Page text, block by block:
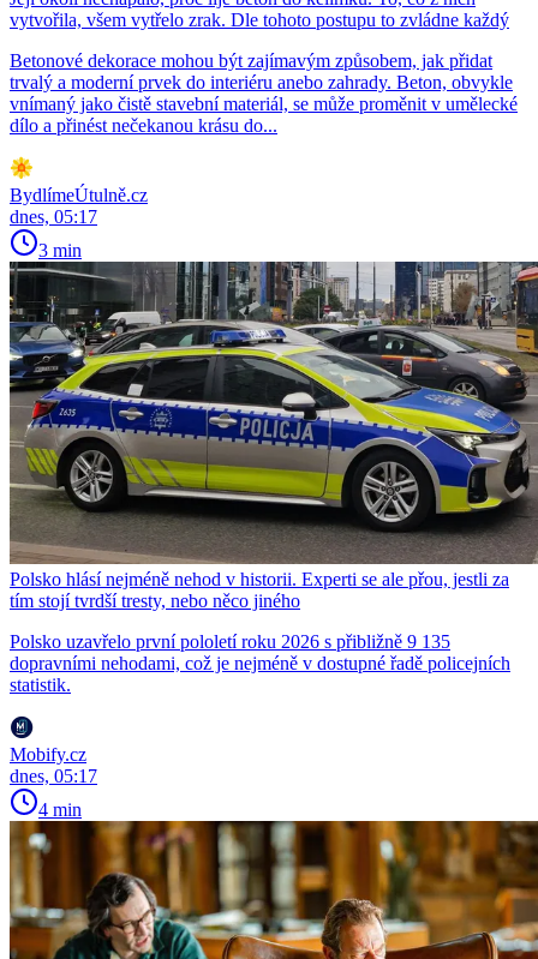
vytvořila, všem vytřelo zrak. Dle tohoto postupu to zvládne každý
Betonové dekorace mohou být zajímavým způsobem, jak přidat
trvalý a moderní prvek do interiéru anebo zahrady. Beton, obvykle
vnímaný jako čistě stavební materiál, se může proměnit v umělecké
dílo a přinést nečekanou krásu do...
BydlímeÚtulně.cz
dnes, 05:17
3 min
Polsko hlásí nejméně nehod v historii. Experti se ale přou, jestli za
tím stojí tvrdší tresty, nebo něco jiného
Polsko uzavřelo první pololetí roku 2026 s přibližně 9 135
dopravními nehodami, což je nejméně v dostupné řadě policejních
statistik.
Mobify.cz
dnes, 05:17
4 min